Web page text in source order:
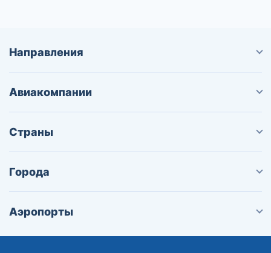
Направления
Авиакомпании
Страны
Города
Аэропорты